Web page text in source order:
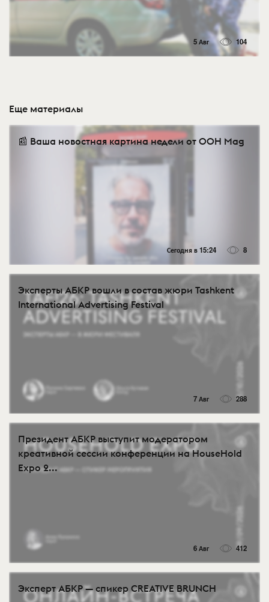
5 Авг 104
Еще материалы
📰 Ваша новостная картина недели от OOH Mag
Сегодня в 15:24 8
Эксперты АБКР вошли в состав жюри Tashkent
International Advertising Festival
7 Авг 288
Президент АБКР выступит модератором
креативной сессии конференции на HouseHold
Expo 2...
6 Авг 412
Эксперт АБКР — спикер CREATIVE BRUNCH